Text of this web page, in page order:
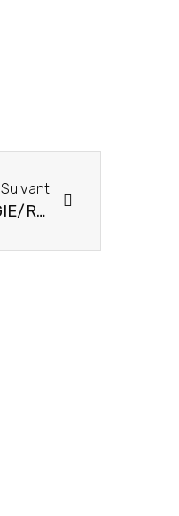
Suivant
Le Groupement d’Intérêt Economique SADEK-GIE/RDC perd une de ses co-fondatrices : parmi les reines de la caille à Lubumbashi